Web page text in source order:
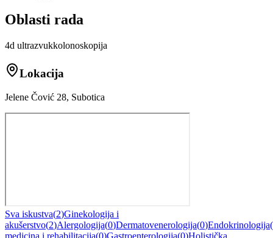
Oblasti rada
4d ultrazvukkolonoskopija
Lokacija
Jelene Čović 28, Subotica
Sva iskustva(2)Ginekologija i
akušerstvo(2)Alergologija(0)Dermatovenerologija(0)Endokrinologija(
medicina i rehabilitacija(0)Gastroenterologija(0)Holistička